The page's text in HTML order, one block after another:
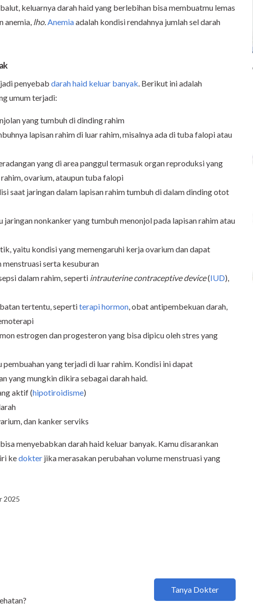
keluarnya darah haid yang berlebihan bisa membuatmu lemas
anemia, lho.Anemiaadalah kondisi rendahnya jumlah sel darah
penyebab darah haid keluar banyak. Berikut ini adalah
umum terjadi:
yang tumbuh di dinding rahim
lapisan rahim di luar rahim, misalnya ada di tuba falopi atau
yang di area panggul termasuk organ reproduksi yang
ovarium, ataupun tuba falopi
saat jaringan dalam lapisan rahim tumbuh di dalam dinding otot
jaringan nonkanker yang tumbuh menonjol pada lapisan rahim atau
yaitu kondisi yang memengaruhi kerja ovarium dan dapat
serta kesuburan
dalam rahim, seperti intrauterine contraceptive device(IUD),
tertentu, sepertiterapi hormon, obat antipembekuan darah,
estrogen dan progesteron yang bisa dipicu oleh stres yang
pembuahan yang terjadi di luar rahim. Kondisi ini dapat
yang mungkin dikira sebagai darah haid.
aktif (hipotiroidisme)
dan kanker serviks
menyebabkan darah haid keluar banyak. Kamu disarankan
kedokter jika merasakan perubahan volume menstruasi yang
2025